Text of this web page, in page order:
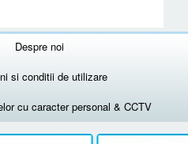
Despre noi
si conditii de utilizare
cu caracter personal & CCTV